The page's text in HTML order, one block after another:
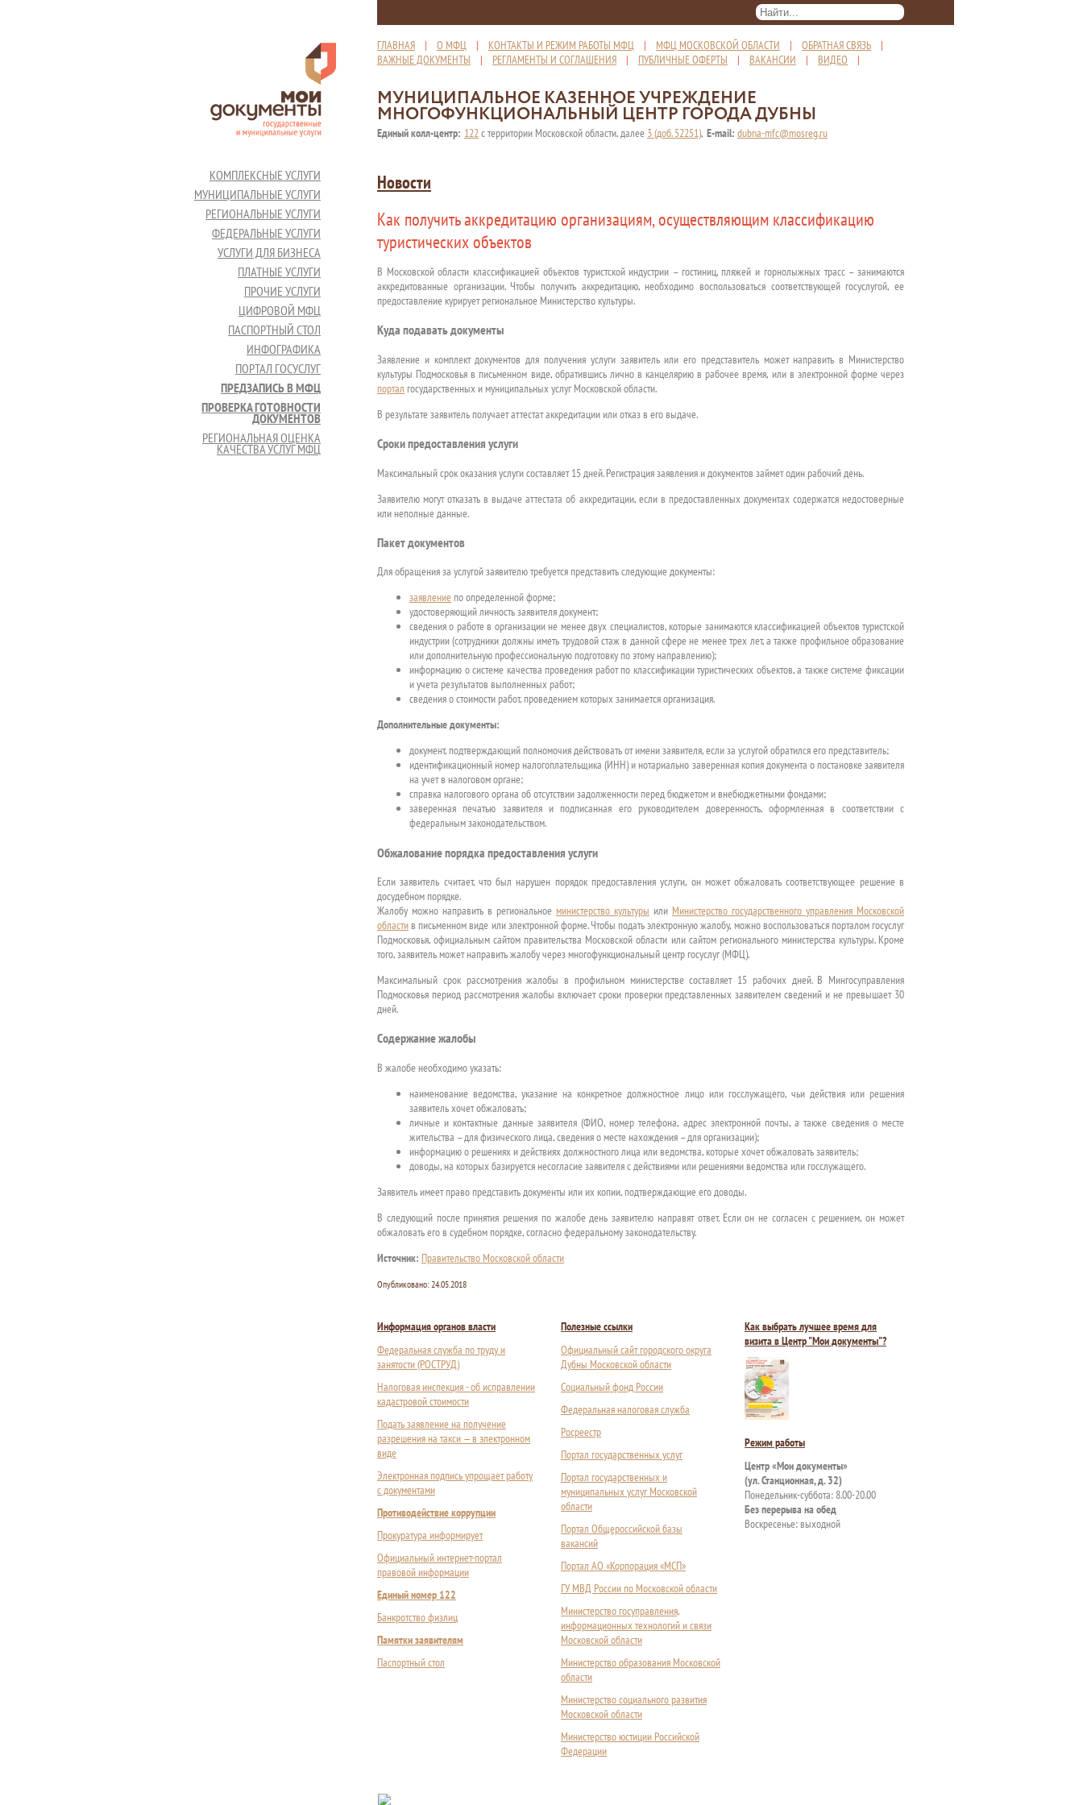
ГЛАВНАЯ | О МФЦ | КОНТАКТЫ И РЕЖИМ РАБОТЫ МФЦ | МФЦ МОСКОВСКОЙ ОБЛАСТИ | ОБРАТНАЯ СВЯЗЬ |
ВАЖНЫЕ ДОКУМЕНТЫ | РЕГЛАМЕНТЫ И СОГЛАШЕНИЯ | ПУБЛИЧНЫЕ ОФЕРТЫ | ВАКАНСИИ | ВИДЕО |
МУНИЦИПАЛЬНОЕ КАЗЕННОЕ УЧРЕЖДЕНИЕ
МНОГОФУНКЦИОНАЛЬНЫЙ ЦЕНТР ГОРОДА ДУБНЫ
Единый колл-центр: 122с территории Московской области, далее 3 (доб. 52251), E-mail: dubna-mfc@mosreg.ru
КОМПЛЕКСНЫЕ УСЛУГИ
МУНИЦИПАЛЬНЫЕ УСЛУГИ
РЕГИОНАЛЬНЫЕ УСЛУГИ
ФЕДЕРАЛЬНЫЕ УСЛУГИ
УСЛУГИ ДЛЯ БИЗНЕСА
ПЛАТНЫЕ УСЛУГИ
ПРОЧИЕ УСЛУГИ
ЦИФРОВОЙ МФЦ
ПАСПОРТНЫЙ СТОЛ
ИНФОГРАФИКА
ПОРТАЛ ГОСУСЛУГ
ПРЕДЗАПИСЬ В МФЦ
ПРОВЕРКА ГОТОВНОСТИ
ДОКУМЕНТОВ
РЕГИОНАЛЬНАЯ ОЦЕНКА
КАЧЕСТВА УСЛУГ МФЦ
Новости
Как получить аккредитацию организациям, осуществляющим классификацию
туристических объектов
В Московской области классификацией объектов туристской индустрии – гостиниц, пляжей и горнолыжных трасс – занимаются
аккредитованные организации. Чтобы получить аккредитацию, необходимо воспользоваться соответствующей госуслугой, ее
предоставление курирует региональное Министерство культуры.
Куда подавать документы
Заявление и комплект документов для получения услуги заявитель или его представитель может направить в Министерство
культуры Подмосковья в письменном виде, обратившись лично в канцелярию в рабочее время, или в электронной форме через
портал государственных и муниципальных услуг Московской области.
В результате заявитель получает аттестат аккредитации или отказ в его выдаче.
Сроки предоставления услуги
Максимальный срок оказания услуги составляет 15 дней. Регистрация заявления и документов займет один рабочий день.
Заявителю могут отказать в выдаче аттестата об аккредитации, если в предоставленных документах содержатся недостоверные
или неполные данные.
Пакет документов
Для обращения за услугой заявителю требуется представить следующие документы:
заявление по определенной форме;
удостоверяющий личность заявителя документ;
сведения о работе в организации не менее двух специалистов, которые занимаются классификацией объектов туристской
индустрии (сотрудники должны иметь трудовой стаж в данной сфере не менее трех лет, а также профильное образование
или дополнительную профессиональную подготовку по этому направлению);
информацию о системе качества проведения работ по классификации туристических объектов, а также системе фиксации
и учета результатов выполненных работ;
сведения о стоимости работ, проведением которых занимается организация.
Дополнительные документы:
документ, подтверждающий полномочия действовать от имени заявителя, если за услугой обратился его представитель;
идентификационный номер налогоплательщика (ИНН) и нотариально заверенная копия документа о постановке заявителя
на учет в налоговом органе;
справка налогового органа об отсутствии задолженности перед бюджетом и внебюджетными фондами;
заверенная печатью заявителя и подписанная его руководителем доверенность, оформленная в соответствии с
федеральным законодательством.
Обжалование порядка предоставления услуги
Если заявитель считает, что был нарушен порядок предоставления услуги, он может обжаловать соответствующее решение в
досудебном порядке.
Жалобу можно направить в региональное министерство культуры или Министерство государственного управления Московской
области в письменном виде или электронной форме. Чтобы подать электронную жалобу, можно воспользоваться порталом госуслуг
Подмосковья, официальным сайтом правительства Московской области или сайтом регионального министерства культуры. Кроме
того, заявитель может направить жалобу через многофункциональный центр госуслуг (МФЦ).
Максимальный срок рассмотрения жалобы в профильном министерстве составляет 15 рабочих дней. В Мингосуправления
Подмосковья период рассмотрения жалобы включает сроки проверки представленных заявителем сведений и не превышает 30
дней.
Содержание жалобы
В жалобе необходимо указать:
наименование ведомства, указание на конкретное должностное лицо или госслужащего, чьи действия или решения
заявитель хочет обжаловать;
личные и контактные данные заявителя (ФИО, номер телефона, адрес электронной почты, а также сведения о месте
жительства – для физического лица, сведения о месте нахождения – для организации);
информацию о решениях и действиях должностного лица или ведомства, которые хочет обжаловать заявитель;
доводы, на которых базируется несогласие заявителя с действиями или решениями ведомства или госслужащего.
Заявитель имеет право представить документы или их копии, подтверждающие его доводы.
В следующий после принятия решения по жалобе день заявителю направят ответ. Если он не согласен с решением, он может
обжаловать его в судебном порядке, согласно федеральному законодательству.
Источник: Правительство Московской области
Опубликовано: 24.05.2018
Информация органов власти
Федеральная служба по труду и
занятости (РОСТРУД)
Налоговая инспекция - об исправлении
кадастровой стоимости
Подать заявление на получение
разрешения на такси — в электронном
виде
Электронная подпись упрощает работу
с документами
Противодействие коррупции
Прокуратура информирует
Официальный интернет-портал
правовой информации
Единый номер 122
Банкротство физлиц
Памятки заявителям
Паспортный стол
Полезные ссылки
Официальный сайт городского округа
Дубны Московской области
Социальный фонд России
Федеральная налоговая служба
Росреестр
Портал государственных услуг
Портал государственных и
муниципальных услуг Московской
области
Портал Общероссийской базы
вакансий
Портал АО «Корпорация «МСП»
ГУ МВД России по Московской области
Министерство госуправления,
информационных технологий и связи
Московской области
Министерство образования Московской
области
Министерство социального развития
Московской области
Министерство юстиции Российской
Федерации
Как выбрать лучшее время для
визита в Центр "Мои документы"?
Режим работы
Центр «Мои документы»
(ул. Станционная, д. 32)
Понедельник-суббота: 8.00-20.00
Без перерыва на обед
Воскресенье: выходной
Сложности с получением социальной выплаты или пособия?